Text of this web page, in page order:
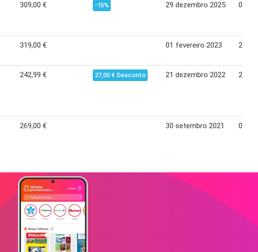
309,00 € -15% 29 dezembro 2025 04
319,00 € 01 fevereiro 2023 28
242,99 € 27,00 € Desconto 21 dezembro 2022 20
269,00 € 30 setembro 2021 04